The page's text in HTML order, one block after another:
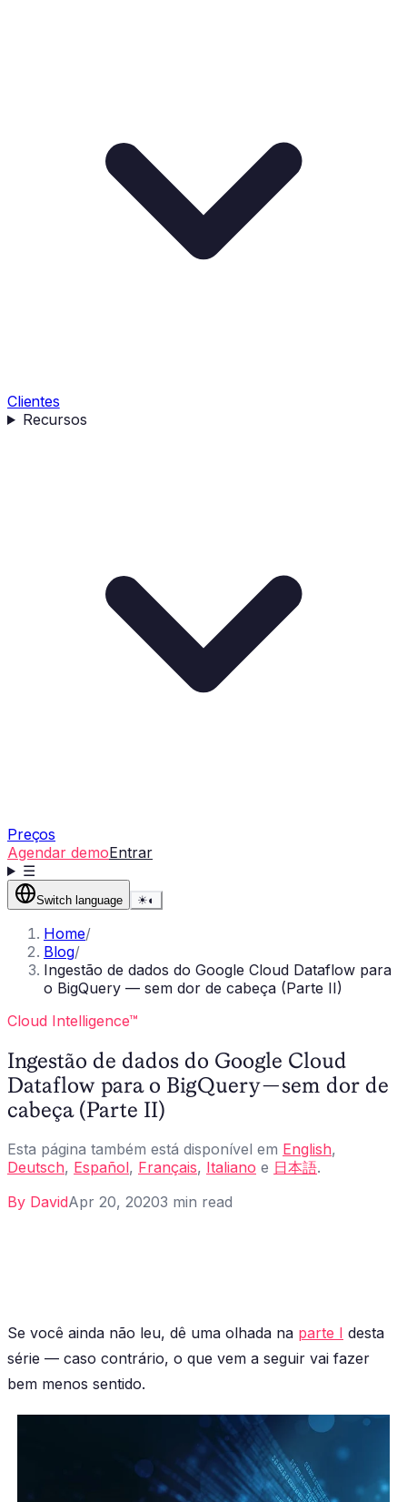
Clientes
Recursos
Preços
Agendar demoEntrar
☰
Switch language ☀◐
Home/
Blog/
Ingestão de dados do Google Cloud Dataflow para
o BigQuery — sem dor de cabeça (Parte II)
Cloud Intelligence™
Ingestão de dados do Google Cloud
Dataflow para o BigQuery — sem dor de
cabeça (Parte II)
Esta página também está disponível em English,
Deutsch, Español, Français, Italiano e 日本語.
By DavidApr 20, 20203 min read
Se você ainda não leu, dê uma olhada na parte I desta
série — caso contrário, o que vem a seguir vai fazer
bem menos sentido.